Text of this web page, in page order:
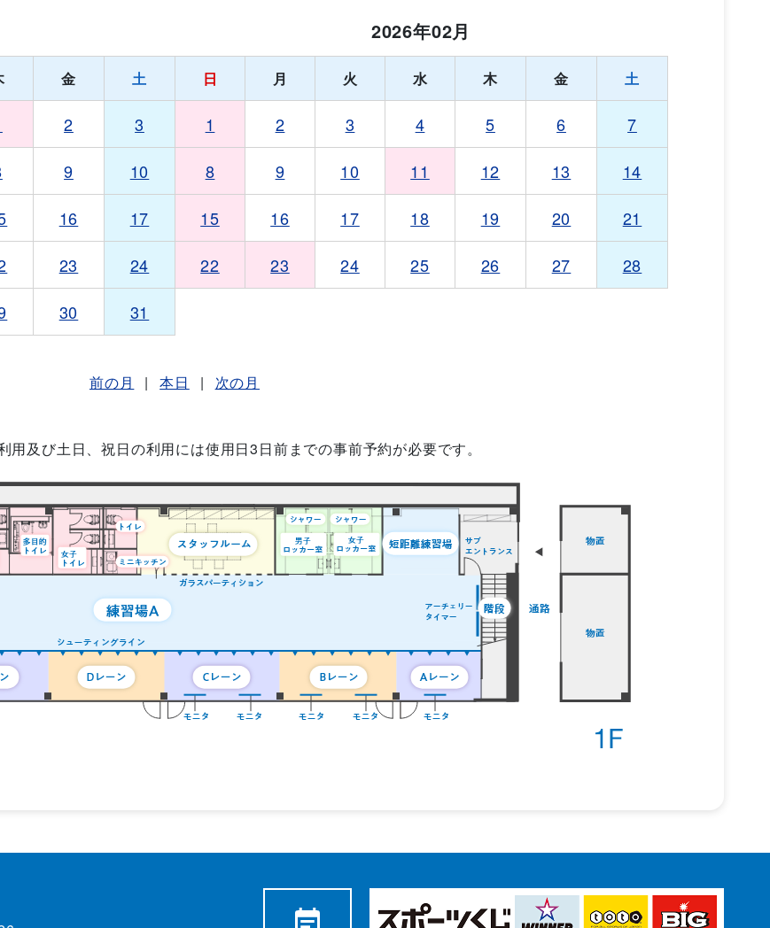
金 土
2 3
9 10
16 17
23 24
30 31
2026年02月
日 月 火 水 木 金 土
1 2 3 4 5 6 7
8 9 10 11 12 13 14
15 16 17 18 19 20 21
22 23 24 25 26 27 28
前の月 | 本日 | 次の月
及び土日、祝日の利用には使用日3日前までの事前予約が必要です。